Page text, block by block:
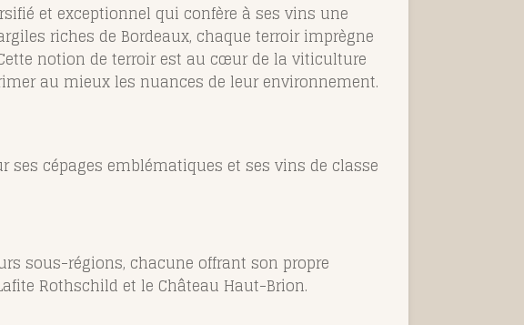
et exceptionnel qui confère à ses vins une
riches de Bordeaux, chaque terroir imprègne
notion de terroir est au cœur de la viticulture
au mieux les nuances de leur environnement.
cépages emblématiques et ses vins de classe
sous-régions, chacune offrant son propre
Rothschild et le Château Haut-Brion.